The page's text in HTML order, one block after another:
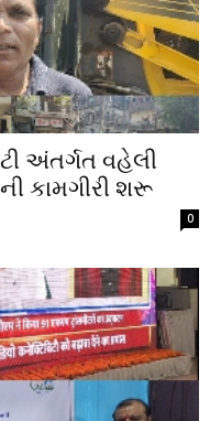
અંતર્ગત વહેલી
કામગીરી શરૂ
0